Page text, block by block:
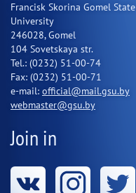
Francisk Skorina Gomel State
University
246028, Gomel
104 Sovetskaya str.
Tel.: (0232) 51-00-74
Fax: (0232) 51-00-71
e-mail: official@mail.gsu.by
webmaster@gsu.by
Join in